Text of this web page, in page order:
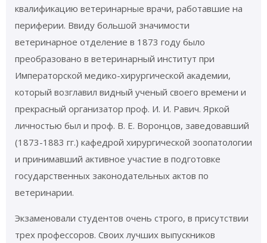
квалификацию ветеринарные врачи, работавшие на
периферии. Ввиду большой значимости
ветеринарное отделение в 1873 году было
преобразовано в ветеринарный институт при
Императорской медико-хирургической академии,
который возглавил видный ученый своего времени и
прекрасный организатор проф. И. И. Равич. Яркой
личностью был и проф. В. Е. Воронцов, заведовавший
(1873-1883 гг.) кафедрой хирургической зоопатологии
и принимавший активное участие в подготовке
государственных законодательных актов по
ветеринарии.
Экзаменовали студентов очень строго, в присутствии
трех профессоров. Своих лучших выпускников